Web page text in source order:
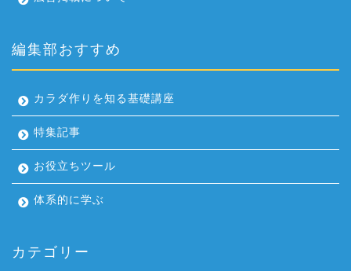
編集部おすすめ
カラダ作りを知る基礎講座
特集記事
お役立ちツール
体系的に学ぶ
カテゴリー